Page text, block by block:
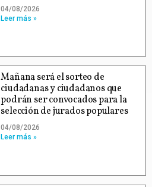
04/08/2026
Leer más »
Mañana será el sorteo de
ciudadanas y ciudadanos que
podrán ser convocados para la
selección de jurados populares
04/08/2026
Leer más »